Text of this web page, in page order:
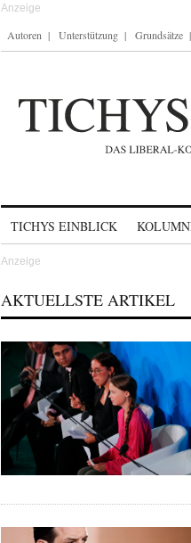
Autoren Unterstützung Grundsätze
TICHYS EINBLICK
AKTUELLSTE ARTIKEL